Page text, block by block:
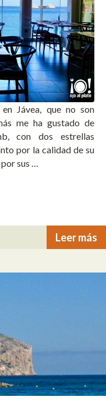
Jávea, que no son
me ha gustado de
con dos estrellas
por la calidad de su
sus …
Leer más